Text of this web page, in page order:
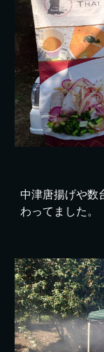
中津唐揚げや数
わってました。